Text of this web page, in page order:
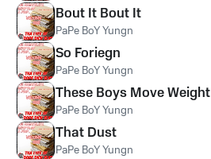
Bout It Bout It
PaPe BoY Yungn
So Foriegn
PaPe BoY Yungn
These Boys Move Weight
PaPe BoY Yungn
That Dust
PaPe BoY Yungn